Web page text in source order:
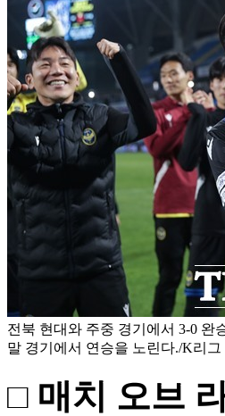
전북 현대와 주중 경기에서 3-0 완
말 경기에서 연승을 노린다./K리그
□ 매치 오브